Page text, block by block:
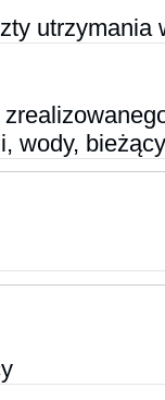
utrzymania
wody,